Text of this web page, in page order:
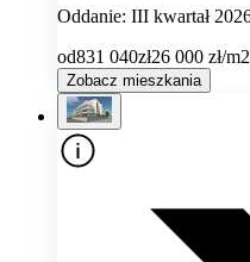
Oddanie: III kwartał
od831 040zł26 000 zł/m2
Zobacz mieszkania